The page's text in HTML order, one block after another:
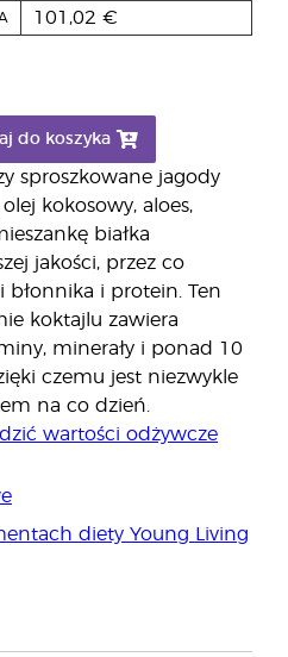
sproszkowane jagody
kokosowy, aloes,
białka
jakości, przez co
błonnika i protein. Ten
koktajlu zawiera
minerały i ponad 10
czemu jest niezwykle
na co dzień.
wartości odżywcze
diety Young Living
101,02 €
do koszyka